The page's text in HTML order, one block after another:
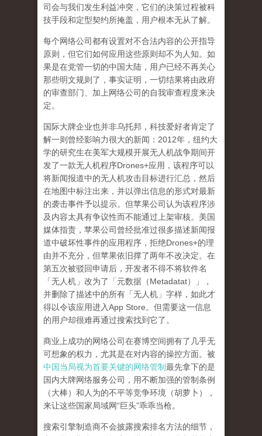
司会与我们发生利益冲突，它们的决策过程被科
技手段和定型契约所掩盖，用户根本无从了解。
每个网络公司都有设置对不合法内容的公开指导
原则，但它们如何应用这些原则却不为人知。如
果是在党管一切的中国大陆，用户已经不再关心
那些明文规则了，事实证明， 一切结果将由政府
的审查部门、加上网络公司的自我审查程度来决
定。
国际大牌企业也并非乌托邦，科技爱好者肯定了
解一则曾经影响力很大的新闻： 2012年，纽约大
学的研究生在美军大规模开展无人机战争期间开
发了一款无人机程序Drones+应用，该程序可以
将新闻报道中的无人机攻击目标进行汇总，然后
在地图中标注出来，并以弹出信息的形式对最新
的袭击事件予以提示。但苹果公司认为该程序涉
及内容太具有争议性而不能通过上架审核。美国
媒体指责，苹果公司曾经批准过很多描述新闻报
道中破坏性事件的应用程序，拒绝Drones+的理
由并不充分，但苹果依旧撑了两年不改决定。在
第五次被驳回申请后，开发者不得不将软件名
「无人机」改为了「元数据（Metadatat）」，
并删除了描述中的所有「无人机」字样，如此才
得以令该应用进入App Store。但需要这一信息
的用户却很难再通过搜索找到它了。
商业上成功的网络公司在赛博空间拥有了几乎无
可想象的权力，尤其是在对内容的操控方面。被
中国当局视为首要关键的网络管制最先拿下的是
国内大牌网络服务公司 ，用不断加强的管制条例
（大棒）和人为的不平等竞争环境（胡萝卜），
来让这些国家局域网“巨头”乖乖当枪。
搜索引擎制造商不会披露搜索排名方法的细节，